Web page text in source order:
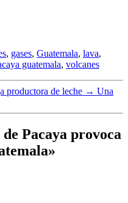
, gases, Guatemala, lava,
guatemala, volcanes
productora de leche → Una
Pacaya provoca